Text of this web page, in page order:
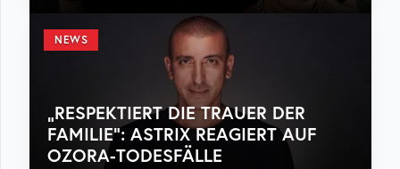
NEWS
„RESPEKTIERT DIE TRAUER DER
FAMILIE“: ASTRIX REAGIERT AUF
OZORA-TODESFÄLLE